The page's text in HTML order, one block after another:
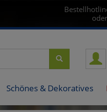
Schönes & Dekoratives